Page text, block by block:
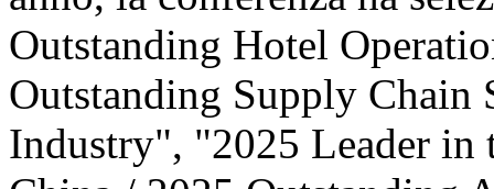
Outstanding Hotel
Outstanding Supply Chain
Industry", "2025 Leader